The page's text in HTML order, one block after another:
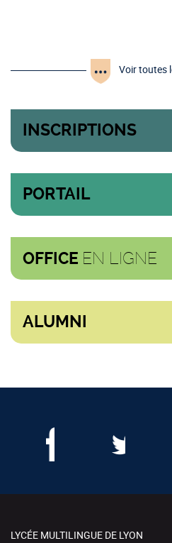
Voir toutes
INSCRIPTIONS
PORTAIL
OFFICE EN LIGNE
ALUMNI
LYCÉE MULTILINGUE DE LYON